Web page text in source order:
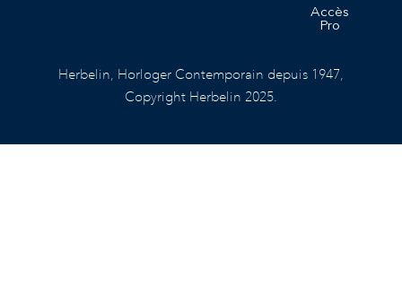
Accès
Pro
Herbelin, Horloger Contemporain depuis 1947,
Copyright Herbelin 2025.